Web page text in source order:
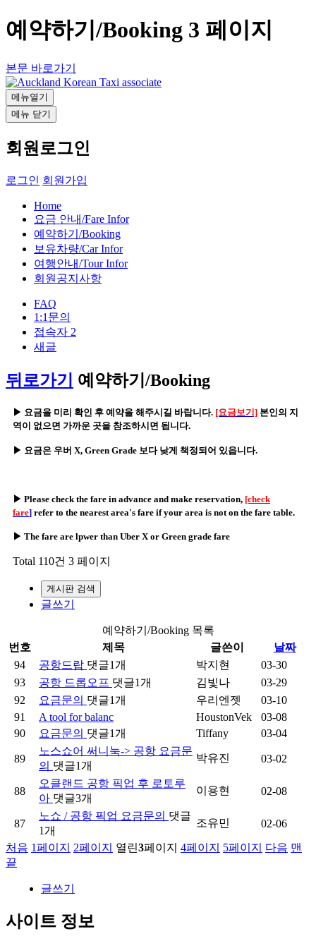
예약하기/Booking 3 페이지
본문 바로가기
메뉴열기
메뉴 닫기
회원로그인
로그인 회원가입
Home
요금 안내/Fare Infor
예약하기/Booking
보유차량/Car Infor
여행안내/Tour Infor
회원공지사항
FAQ
1:1문의
접속자 2
새글
뒤로가기 예약하기/Booking
▶ 요금을 미리 확인 후 예약을 해주시길 바랍니다. [요금보기] 본인의 지
역이 없으면 가까운 곳을 참조하시면 됩니다.
▶ 요금은 우버 X, Green Grade 보다 낮게 책정되어 있읍니다.
▶ Please check the fare in advance and make reservation, [check
fare] refer to the nearest area's fare if your area is not on the fare table.
▶ The fare are lpwer than Uber X or Green grade fare
Total 110건 3 페이지
게시판 검색
글쓰기
예약하기/Booking 목록
번호
제목 글쓴이
날짜
94
공항드랍 댓글1개 박지현
03-30
93
공항 드롭오프 댓글1개 김빛나
03-29
92
요금문의 댓글1개 우리엔젯
03-10
91
A tool for balanc HoustonVek
03-08
90
요금문의 댓글1개 Tiffany 03-04
89
노스쇼어 써니눅-> 공항 요금문
의 댓글1개
박유진 03-02
88
오클랜드 공항 픽업 후 로토루
아 댓글3개
이용현 02-08
87
노쇼 / 공항 픽업 요금문의 댓글
1개
조유민
02-06
처음 1페이지 2페이지 열린3페이지 4페이지 5페이지 다음 맨
끝
글쓰기
사이트 정보